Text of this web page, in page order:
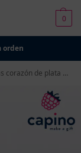
0
orden
de plata Oreo